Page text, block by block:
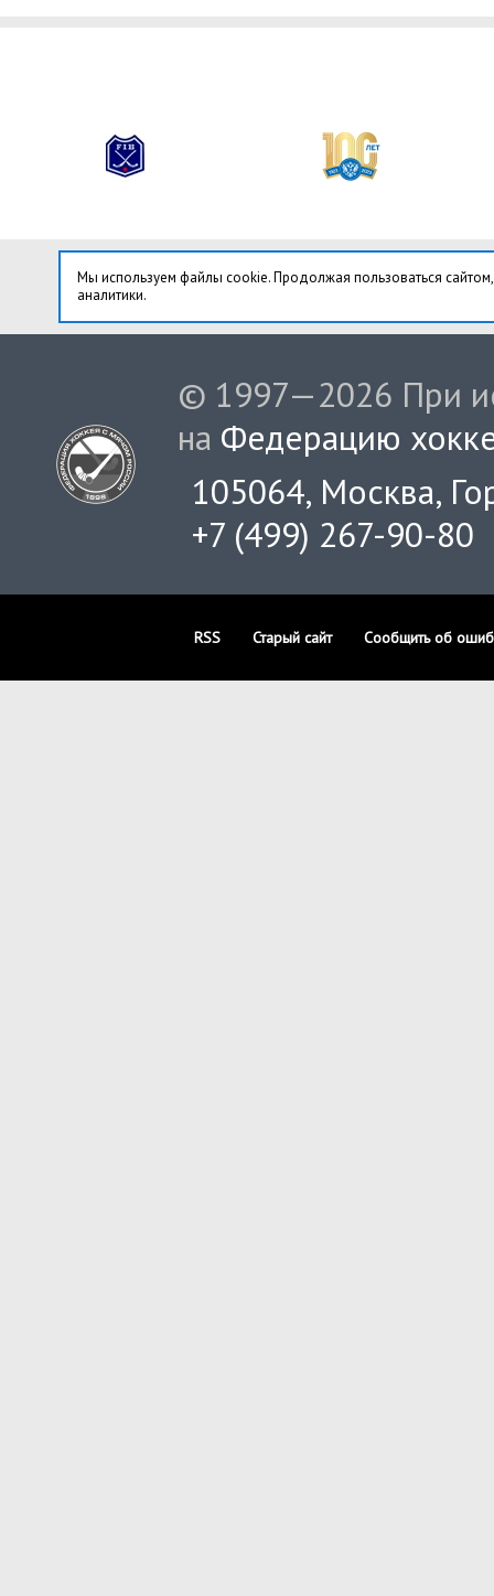
Мы используем файлы cookie. Продолжая пользоваться
аналитики.
© 1997—2026 При
на Федерацию
105064, Москва,
+7 (499) 267-90-80
RSS Старый сайт Сообщить об